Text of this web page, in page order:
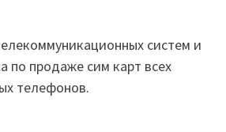
систем и
по продаже сим карт всех
телефонов.